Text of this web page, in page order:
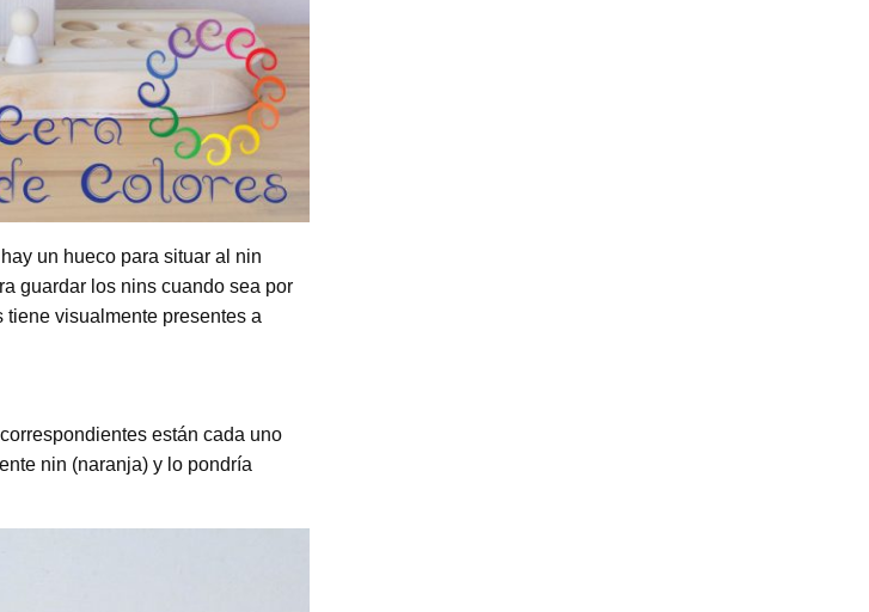
un hueco para situar al nin
guardar los nins cuando sea por
visualmente presentes a
están cada uno
nin (naranja) y lo pondría